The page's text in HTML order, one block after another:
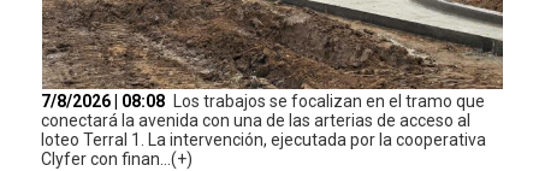
7/8/2026 | 08:08 Los trabajos se focalizan en el tramo que
conectará la avenida con una de las arterias de acceso al
loteo Terral 1. La intervención, ejecutada por la cooperativa
Clyfer con finan...(+)